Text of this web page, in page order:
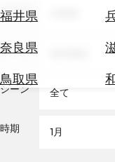
福井県
奈良県
鳥取県
券
テ
を
エリア
テーマ
シーン 全て
時期 1月